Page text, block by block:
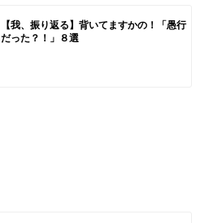
【我、振り返る】背いてますかの！「愚行
だった？！」８選